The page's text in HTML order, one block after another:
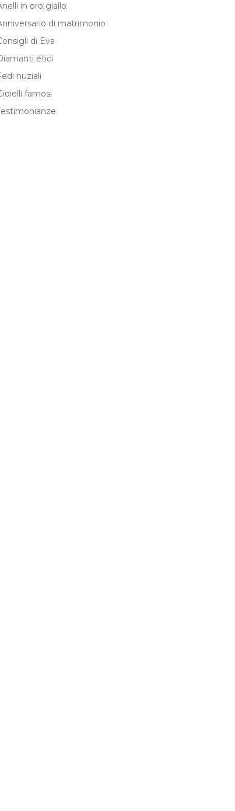
in oro giallo
di matrimonio
di Eva
etici
nuziali
famosi